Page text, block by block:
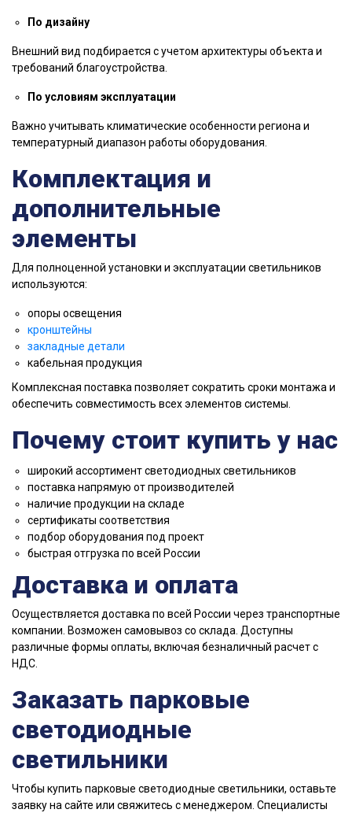
По дизайну
Внешний вид подбирается с учетом архитектуры объекта и
требований благоустройства.
По условиям эксплуатации
Важно учитывать климатические особенности региона и
температурный диапазон работы оборудования.
Комплектация и
дополнительные
элементы
Для полноценной установки и эксплуатации светильников
используются:
опоры освещения
кронштейны
закладные детали
кабельная продукция
Комплексная поставка позволяет сократить сроки монтажа и
обеспечить совместимость всех элементов системы.
Почему стоит купить у нас
широкий ассортимент светодиодных светильников
поставка напрямую от производителей
наличие продукции на складе
сертификаты соответствия
подбор оборудования под проект
быстрая отгрузка по всей России
Доставка и оплата
Осуществляется доставка по всей России через транспортные
компании. Возможен самовывоз со склада. Доступны
различные формы оплаты, включая безналичный расчет с
НДС.
Заказать парковые
светодиодные
светильники
Чтобы купить парковые светодиодные светильники, оставьте
заявку на сайте или свяжитесь с менеджером. Специалисты